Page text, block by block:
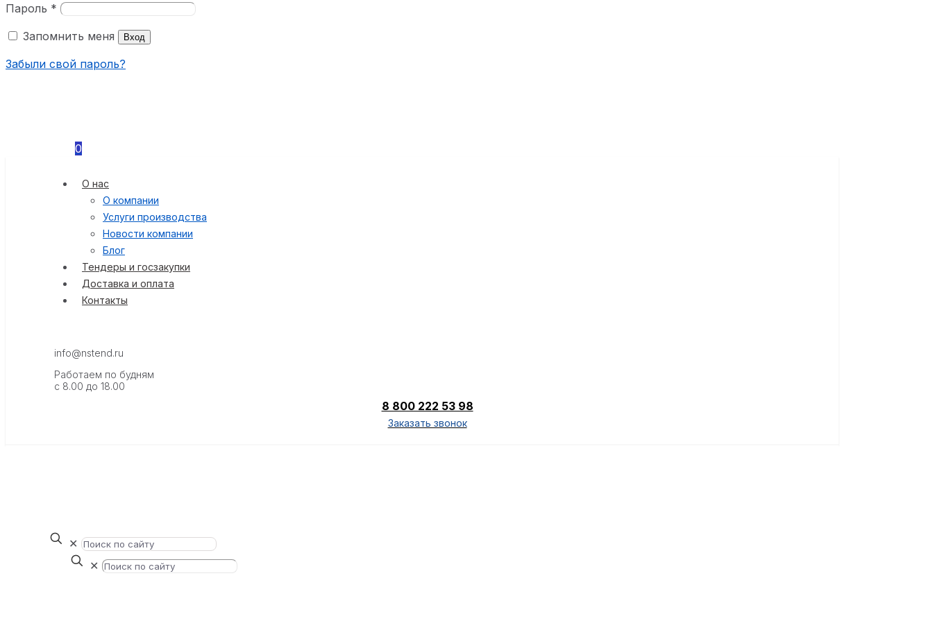
Пароль *
Запомнить меня
Вход
Забыли свой пароль?
0
О нас
О компании
Услуги производства
Новости компании
Блог
Тендеры и госзакупки
Доставка и оплата
Контакты
info@nstend.ru
Работаем по будням
с 8.00 до 18.00
8 800 222 53 98
Заказать звонок
✕
✕